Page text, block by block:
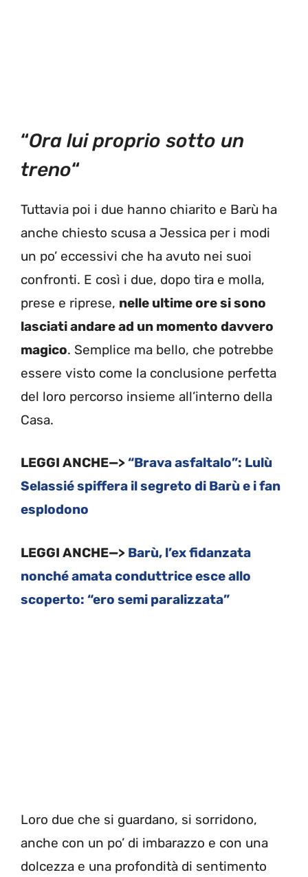
“Ora lui proprio sotto un
treno“
Tuttavia poi i due hanno chiarito e Barù ha
anche chiesto scusa a Jessica per i modi
un po’ eccessivi che ha avuto nei suoi
confronti. E così i due, dopo tira e molla,
prese e riprese, nelle ultime ore si sono
lasciati andare ad un momento davvero
magico. Semplice ma bello, che potrebbe
essere visto come la conclusione perfetta
del loro percorso insieme all’interno della
Casa.
LEGGI ANCHE—>“Brava asfaltalo”: Lulù
Selassié spiffera il segreto di Barù e i fan
esplodono
LEGGI ANCHE—> Barù, l’ex fidanzata
nonché amata conduttrice esce allo
scoperto: “ero semi paralizzata”
Loro due che si guardano, si sorridono,
anche con un po’ di imbarazzo e con una
dolcezza e una profondità di sentimento